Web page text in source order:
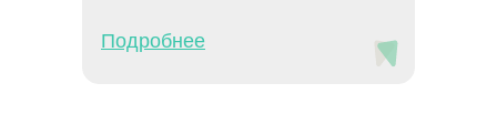
Подробнее